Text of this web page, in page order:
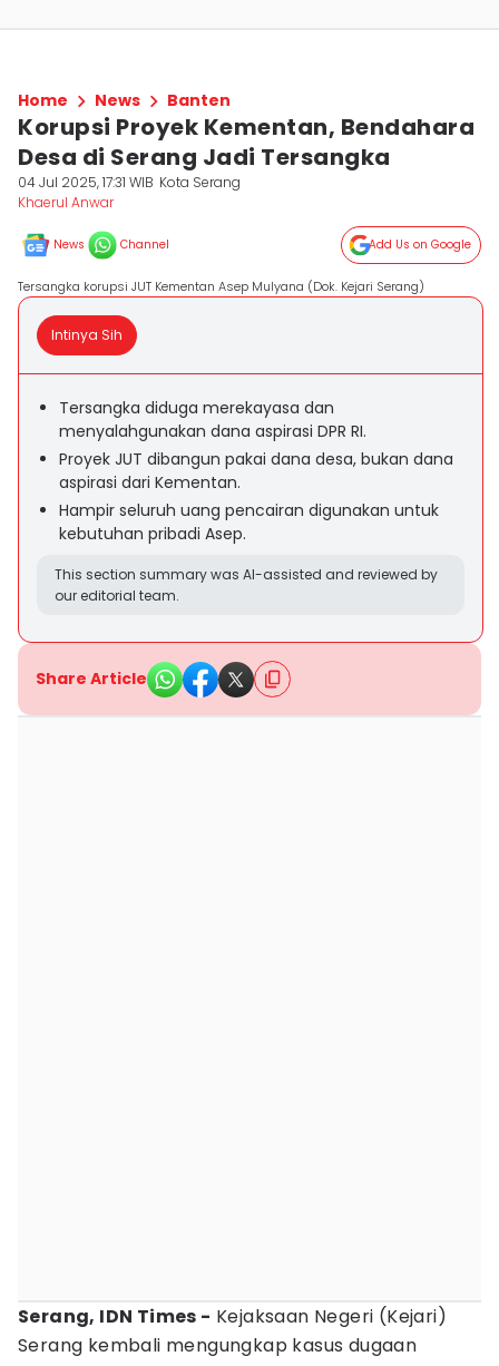
Home News Banten
Korupsi Proyek Kementan, Bendahara
Desa di Serang Jadi Tersangka
04 Jul 2025, 17:31 WIB Kota Serang
Khaerul Anwar
News Channel Add Us on Google
Tersangka korupsi JUT Kementan Asep Mulyana (Dok. Kejari Serang)
Intinya Sih
Tersangka diduga merekayasa dan
menyalahgunakan dana aspirasi DPR RI.
Proyek JUT dibangun pakai dana desa, bukan dana
aspirasi dari Kementan.
Hampir seluruh uang pencairan digunakan untuk
kebutuhan pribadi Asep.
This section summary was AI-assisted and reviewed by
our editorial team.
Share Article
Serang, IDN Times - Kejaksaan Negeri (Kejari)
Serang kembali mengungkap kasus dugaan